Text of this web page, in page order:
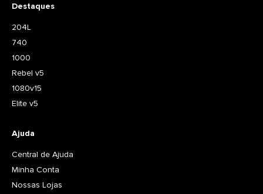
Destaques
204L
740
1000
Rebel v5
1080v15
Elite v5
Ajuda
Central de Ajuda
Minha Conta
Nossas Lojas